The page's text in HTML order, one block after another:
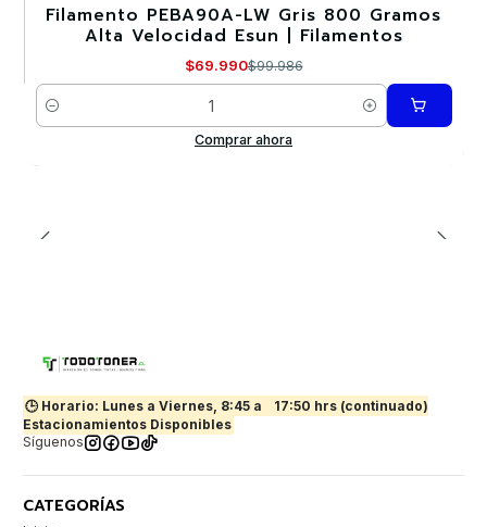
-30%
Filamento PEBA90A-LW Gris 800 Gramos
Alta Velocidad Esun | Filamentos
$69.990$99.986
Cantidad
Comprar ahora
🕒 Horario: Lunes a Viernes, 8:45 a
17:50 hrs (continuado)
Estacionamientos Disponibles
Síguenos
CATEGORÍAS